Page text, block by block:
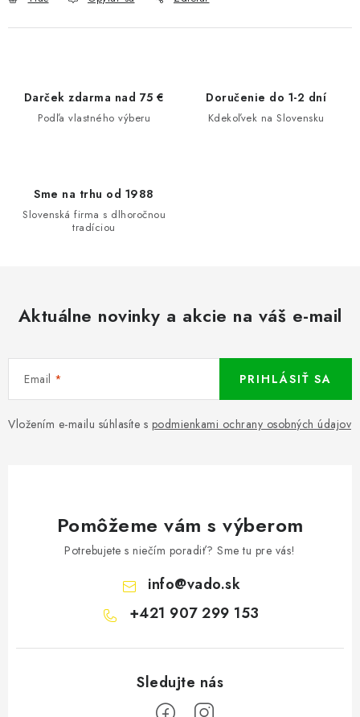
Darček zdarma nad 75 €
Podľa vlastného výberu
Doručenie do 1-2 dní
Kdekoľvek na Slovensku
Sme na trhu od 1988
Slovenská firma s dlhoročnou
tradíciou
Aktuálne novinky a akcie na váš e-mail
Email
Vložením e-mailu súhlasíte s podmienkami ochrany osobných údajov
PRIHLÁSIŤ SA
Pomôžeme vám s výberom
Potrebujete s niečím poradiť? Sme tu pre vás!
info@vado.sk
+421 907 299 153